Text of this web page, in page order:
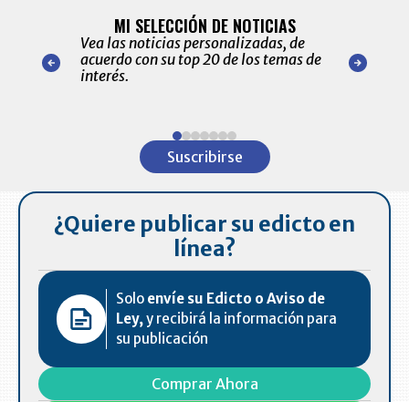
nuestro
para
MI SELECCIÓN DE NOTICIAS
Vea las noticias personalizadas, de
acuerdo con su top 20 de los temas de
interés.
de las
Suscribirse
¿Quiere publicar su edicto en
línea?
Solo envíe su Edicto o Aviso de
Ley,y recibirá la información para
su publicación
Comprar Ahora